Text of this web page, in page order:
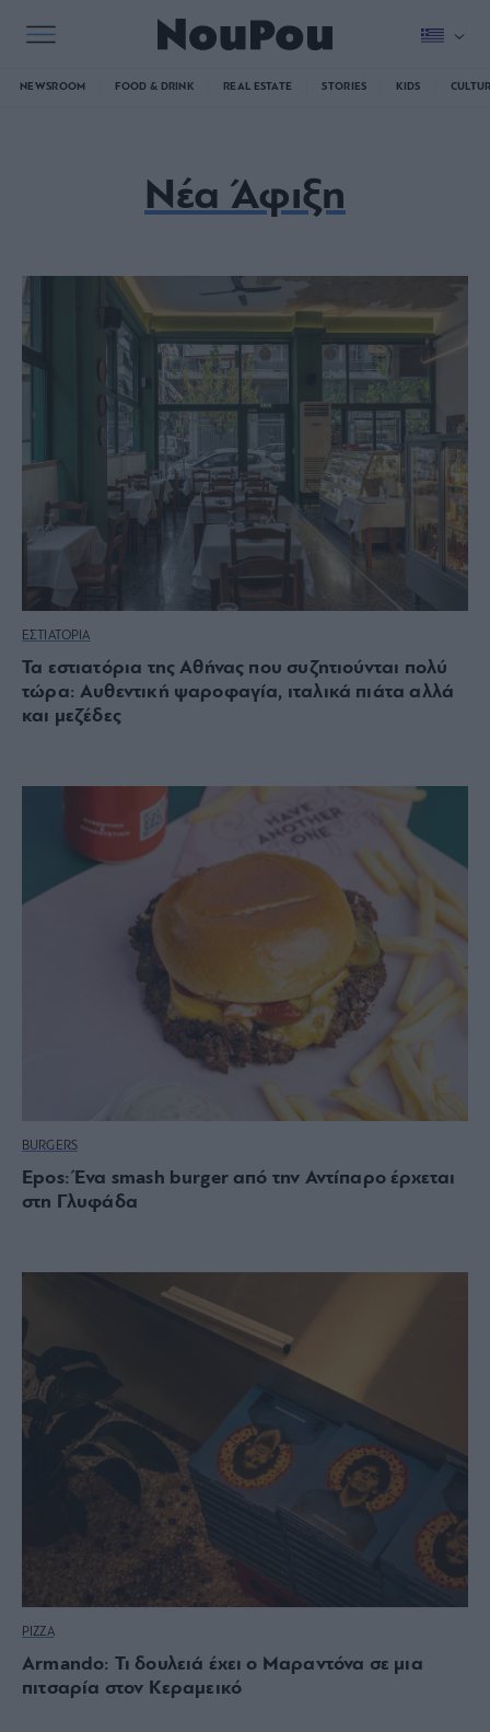
NEWSROOM FOOD & DRINK REAL ESTATE STORIES KIDS
Νέα Άφιξη
ΕΣΤΙΑΤΟΡΙΑ
Τα εστιατόρια της Αθήνας που συζητιούνται πολύ
τώρα: Αυθεντική ψαροφαγία, ιταλικά πιάτα αλλά
και μεζέδες
BURGERS
Epos: Ένα smash burger από την Αντίπαρο έρχεται
στη Γλυφάδα
PIZZA
Armando: Τι δουλειά έχει ο Μαραντόνα σε μια
πιτσαρία στον Κεραμεικό